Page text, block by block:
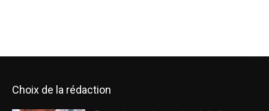
Choix de la rédaction